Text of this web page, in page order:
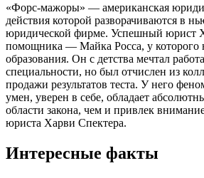
«Форс-мажоры» — американская
действия которой разворачиваются в
юридической фирме. Успешный юрист
помощника — Майка Росса, у которого
образования. Он с детства мечтал
специальности, но был отчислен из
продажи результатов теста. У него
умен, уверен в себе, обладает
области закона, чем и привлек
юриста Харви Спектера.
Интересные факты